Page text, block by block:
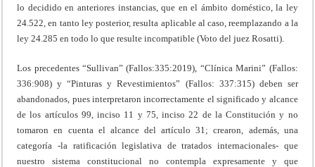
lo decidido en anteriores instancias, que en el ámbito doméstico, la ley
24.522, en tanto ley posterior, resulta aplicable al caso, reemplazando a la
ley 24.285 en todo lo que resulte incompatible (Voto del juez Rosatti).
Los precedentes “Sullivan” (Fallos:335:2019), “Clínica Marini” (Fallos:
336:908) y “Pinturas y Revestimientos” (Fallos: 337:315) deben ser
abandonados, pues interpretaron incorrectamente el significado y alcance
de los artículos 99, inciso 11 y 75, inciso 22 de la Constitución y no
tomaron en cuenta el alcance del artículo 31; crearon, además, una
categoría -la ratificación legislativa de tratados internacionales- que
nuestro sistema constitucional no contempla expresamente y que